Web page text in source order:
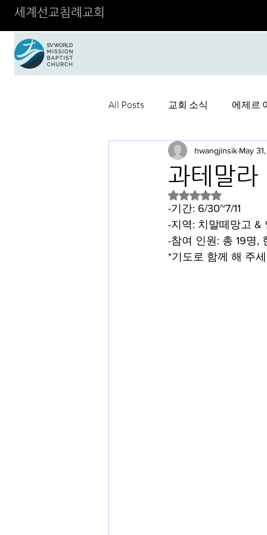
세계선교침례교회
All Posts 교회 소식 에제르
과테말라
hwangjinsik May
Rated NaN out of 5
-기간: 6/30~7/11
-지역: 치말떼망고 &
-참여 인원: 총 19명,
*기도로 함께 해 주